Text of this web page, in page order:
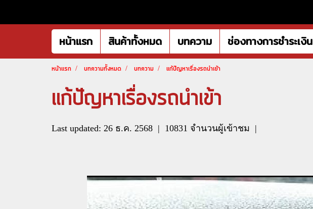
หน้าแรก สินค้าทั้งหมด บทความ ช่องทางการชำระเงิน
หน้าแรก บทความทั้งหมด บทความ แก้ปัญหาเรื่องรถนำเข้า
แก้ปัญหาเรื่องรถนำเข้า
Last updated: 26 ธ.ค. 2568 | 10831 จำนวนผู้เข้าชม |